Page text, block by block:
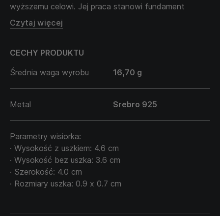
wyższemu celowi. Jej praca stanowi fundament
harmonii, porządku i dobrobytu.
codziennym działaniu, w umiejętności koncentracji i
konsekwencji. BEE wybiera mężczyzna, który potrafi
zamienić chaos w strukturę, działać bez zbędnych
słów i budować swoje — krok po kroku. Biżuteria dla
tych, którzy noszą w sobie odporność, klarowność i
Czytaj więcej
CECHY PRODUKTU
Średnia waga wyrobu
16,70 g
Metal Srebro 925
Parametry wisiorka:
· Wysokość z uszkiem: 4.6 cm
· Wysokość bez uszka: 3.6 cm
· Szerokość: 4.0 cm
· Rozmiary uszka: 0.9 х 0.7 cm